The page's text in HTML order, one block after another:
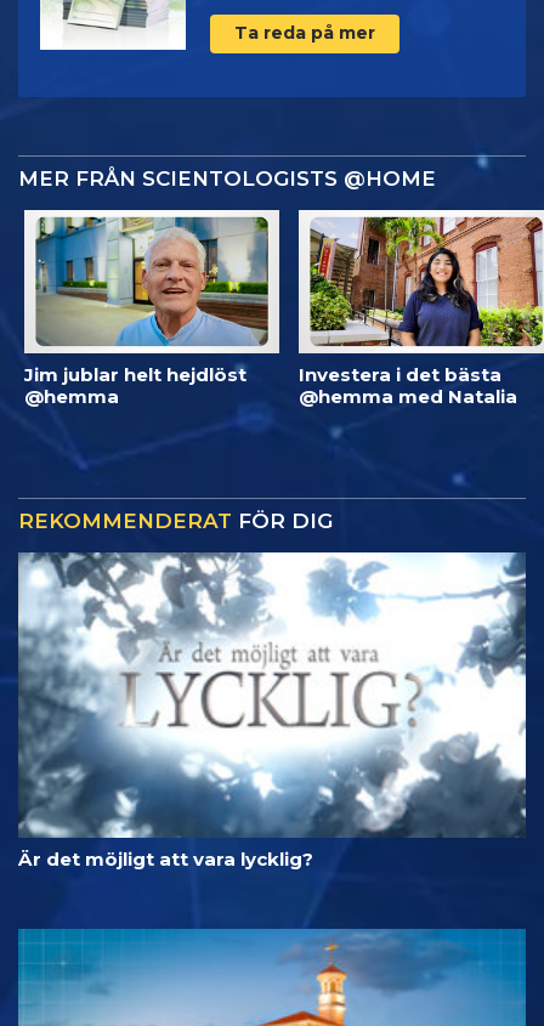
Ta reda på mer
MER FRÅN SCIENTOLOGISTS @HOME
Jim jublar helt hejdlöst
@hemma
Investera i det bästa
@hemma med Natalia
REKOMMENDERAT FÖR DIG
Är det möjligt att vara lycklig?